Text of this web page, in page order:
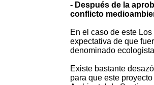
- Después de la
conflicto
En el caso de este
expectativa de que
denominado
Existe bastante
para que este